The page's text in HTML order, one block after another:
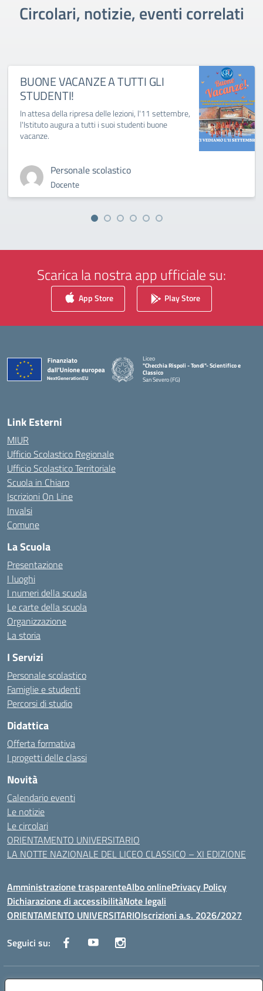
Circolari, notizie, eventi correlati
BUONE VACANZE A TUTTI GLI
STUDENTI!
In attesa della ripresa delle lezioni, l'11 settembre,
l'Istituto augura a tutti i suoi studenti buone
vacanze.
Personale scolastico
Docente
Scarica la nostra app ufficiale su:
App Store Play Store
Liceo
"Checchia Rispoli - Tondi"- Scientifico e
Classico
San Severo (FG)
Link Esterni
MIUR
Ufficio Scolastico Regionale
Ufficio Scolastico Territoriale
Scuola in Chiaro
Iscrizioni On Line
Invalsi
Comune
La Scuola
Presentazione
I luoghi
I numeri della scuola
Le carte della scuola
Organizzazione
La storia
I Servizi
Personale scolastico
Famiglie e studenti
Percorsi di studio
Didattica
Offerta formativa
I progetti delle classi
Novità
Calendario eventi
Le notizie
Le circolari
ORIENTAMENTO UNIVERSITARIO
LA NOTTE NAZIONALE DEL LICEO CLASSICO – XI EDIZIONE
Amministrazione trasparenteAlbo onlinePrivacy Policy
Dichiarazione di accessibilitàNote legali
ORIENTAMENTO UNIVERSITARIOIscrizioni a.s. 2026/2027
Seguici su:
Indirizzo: